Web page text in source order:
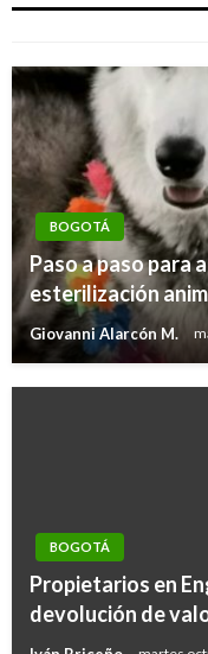
Iván Briceño martes
BOGOTÁ
Paso a paso para
esterilización
Giovanni Alarcón M.
BOGOTÁ
Propietarios en
devolución de